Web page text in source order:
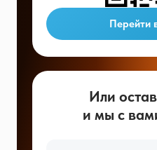
Перейти
Или
и мы с